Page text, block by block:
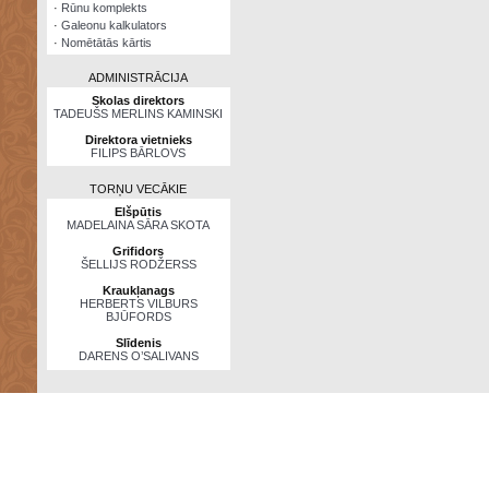
· Rūnu komplekts
· Galeonu kalkulators
· Nomētātās kārtis
ADMINISTRĀCIJA
Skolas direktors
TADEUŠS MERLINS KAMINSKI
Direktora vietnieks
FILIPS BĀRLOVS
TORŅU VECĀKIE
Elšpūtis
MADELAINA SĀRA SKOTA
Grifidors
ŠELLIJS RODŽERSS
Kraukļanags
HERBERTS VILBURS
BJŪFORDS
Slīdenis
DARENS O’SALIVANS